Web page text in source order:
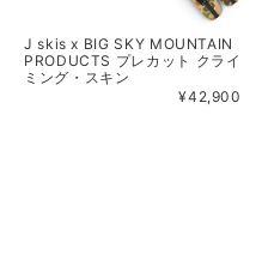
J skis x BIG SKY MOUNTAIN
PRODUCTS プレカット クライ
ミング・スキン
¥42,900